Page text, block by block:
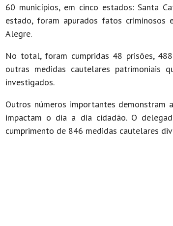
60 municípios, em cinco estados: Santa
estado, foram apurados fatos criminosos
Alegre.
No total, foram cumpridas 48 prisões,
outras medidas cautelares
investigados.
Outros números importantes demonstram
impactam o dia a dia cidadão. O
cumprimento de 846 medidas cautelares